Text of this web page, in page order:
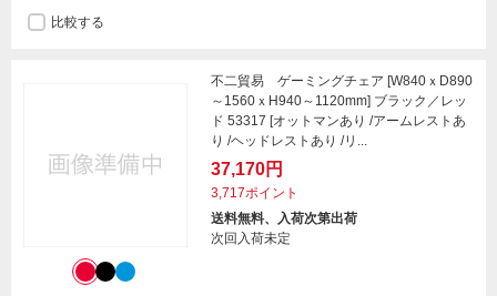
比較する
不二貿易 ゲーミングチェア [W840ｘD890
～1560ｘH940～1120mm] ブラック／レッ
ド 53317 [オットマンあり /アームレストあ
り /ヘッドレストあり /リ...
37,170円
3,717ポイント
送料無料、入荷次第出荷
次回入荷未定